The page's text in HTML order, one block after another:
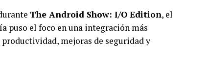
The Android Show: I/O Edition, el
puso el foco en una integración más
mejoras de seguridad y